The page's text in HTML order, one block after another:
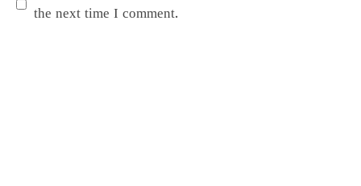
the next time I comment.